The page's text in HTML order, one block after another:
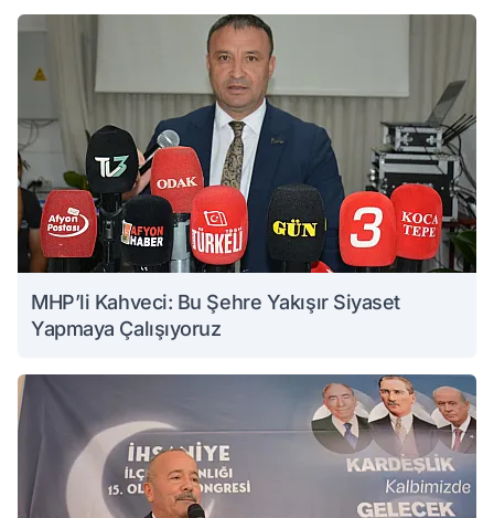
MHP’li Kahveci: Bu Şehre Yakışır Siyaset
Yapmaya Çalışıyoruz